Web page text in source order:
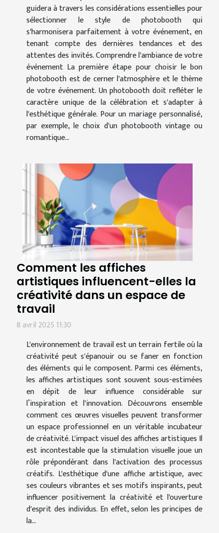
guidera à travers les considérations essentielles pour
sélectionner le style de photobooth qui
s'harmonisera parfaitement à votre événement, en
tenant compte des dernières tendances et des
attentes des invités. Comprendre l'ambiance de votre
événement La première étape pour choisir le bon
photobooth est de cerner l'atmosphère et le thème
de votre événement. Un photobooth doit refléter le
caractère unique de la célébration et s'adapter à
l'esthétique générale. Pour un mariage personnalisé,
par exemple, le choix d'un photobooth vintage ou
romantique...
Comment les affiches
artistiques influencent-elles la
créativité dans un espace de
travail
8 avril 2025 11:30
L'environnement de travail est un terrain fertile où la
créativité peut s'épanouir ou se faner en fonction
des éléments qui le composent. Parmi ces éléments,
les affiches artistiques sont souvent sous-estimées
en dépit de leur influence considérable sur
l’inspiration et l'innovation. Découvrons ensemble
comment ces œuvres visuelles peuvent transformer
un espace professionnel en un véritable incubateur
de créativité. L'impact visuel des affiches artistiques Il
est incontestable que la stimulation visuelle joue un
rôle prépondérant dans l'activation des processus
créatifs. L'esthétique d'une affiche artistique, avec
ses couleurs vibrantes et ses motifs inspirants, peut
influencer positivement la créativité et l'ouverture
d'esprit des individus. En effet, selon les principes de
la...